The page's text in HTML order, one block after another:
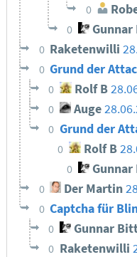
0
0 Gunnar
0 Raketenwilli
0 Grund der
0 Rolf B
0 Auge
0 Grund der
0 Rolf B
0 Gunnar
0 Der Martin
0 Captcha für
0 Gunnar
0 Raketenwilli